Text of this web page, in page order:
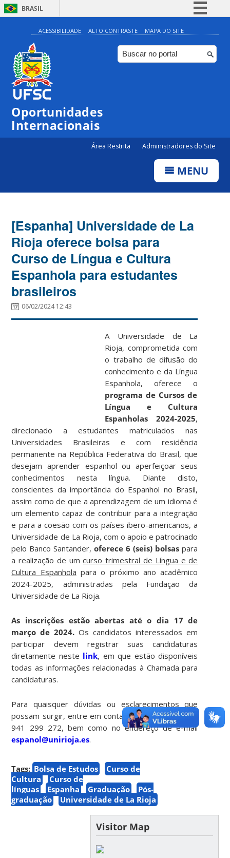
BRASIL
Simplifique!
Comunica BR
Participe
ACESSIBILIDADE ALTO CONTRASTE MAPA DO SITE
Oportunidades
Internacionais
Área Restrita Administradores do Site
MENU
[Espanha] Universidade de La
Rioja oferece bolsa para
Curso de Língua e Cultura
Espanhola para estudantes
brasileiros
06/02/2024 12:43
A Universidade de La
Rioja, comprometida com
o trabalho de difusão do
conhecimento e da Língua
Espanhola, oferece o
programa de Cursos de
Língua e Cultura
Espanholas 2024-2025,
direcionado a estudantes matriculados nas
Universidades Brasileiras e com residência
permanente na República Federativa do Brasil, que
desejam aprender espanhol ou aperfeiçoar seus
conhecimentos nesta língua. Diante disto,
conscientes da importância do Espanhol no Brasil,
assim como de que a aprendizagem de um idioma é
um elemento capaz de contribuir para a integração
e para a coesão com os países ibero-americanos, a
Universidade de La Rioja, com o apoio e patrocinado
pelo Banco Santander,oferece 6 (seis) bolsas para
a realização de umcurso trimestral de Língua e de
Cultura Espanhola para o próximo ano acadêmico
2024-2025, administradas pela Fundação da
Universidade de La Rioja.
As inscrições estão abertas até o dia 17 de
março de 2024.Os candidatos interessados em
participar devem registrar suas candidaturas
diretamente neste link, em que estão disponíveis
todas as informações relacionadas à Chamada para
candidaturas.
Para quaisquer dúvidas ou esclarecimentos que
possam surgir, entre em contato pelo telefone +34
941 299 272, bem como no endereço de e-mail
espanol@unirioja.es.
Tags: Bolsa de Estudos
Curso de
Cultura
Curso de
línguas
Espanha Graduação
Pós-
graduação
Universidade de La Rioja
Visitor Map